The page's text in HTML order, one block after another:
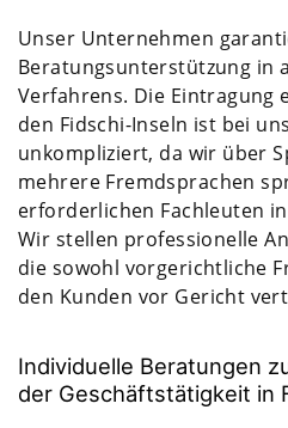
Unser Unternehmen
Beratungsunterstützung in
Verfahrens. Die Eintragung
den Fidschi-Inseln ist bei
unkompliziert, da wir über
mehrere Fremdsprachen
erforderlichen Fachleuten
Wir stellen professionelle
die sowohl vorgerichtliche
den Kunden vor Gericht
Individuelle Beratungen
der Geschäftstätigkeit in